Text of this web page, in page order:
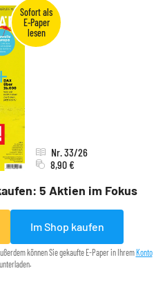
5 Aktien im Fokus
Nr. 33/26
8,90 €
Im Shop kaufen
können Sie gekaufte E-Paper in Ihrem Konto